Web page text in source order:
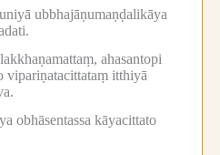
ubbhajāṇumaṇḍalikāya
ahasantopi
vipariṇatacittataṃ itthiyā
obhāsentassa kāyacittato